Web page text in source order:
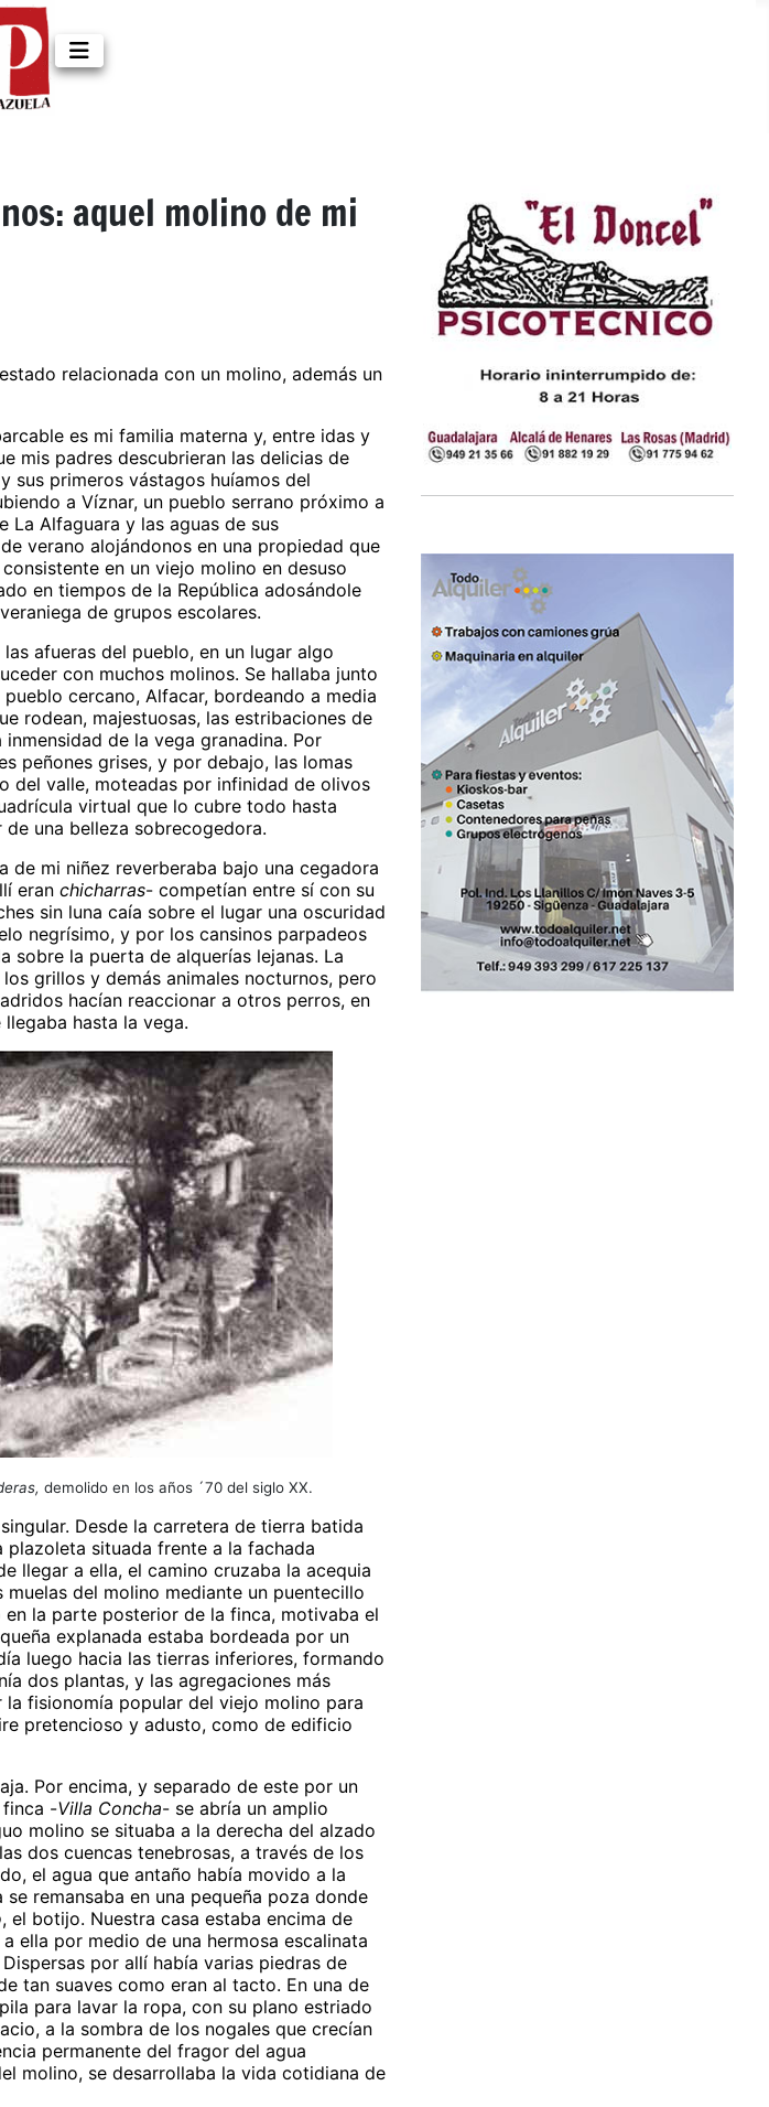
aquel molino de mi
relacionada con un molino, además un
es mi familia materna y, entre idas y
mis padres descubrieran las delicias de
sus primeros vástagos huíamos del
a Víznar, un pueblo serrano próximo a
La Alfaguara y las aguas de sus
verano alojándonos en una propiedad que
en un viejo molino en desuso
en tiempos de la República adosándole
de grupos escolares.
afueras del pueblo, en un lugar algo
con muchos molinos. Se hallaba junto
cercano, Alfacar, bordeando a media
rodean, majestuosas, las estribaciones de
de la vega granadina. Por
peñones grises, y por debajo, las lomas
del valle, moteadas por infinidad de olivos
virtual que lo cubre todo hasta
de una belleza sobrecogedora.
de mi niñez reverberaba bajo una cegadora
eran chicharras- competían entre sí con su
sin luna caía sobre el lugar una oscuridad
negrísimo, y por los cansinos parpadeos
sobre la puerta de alquerías lejanas. La
grillos y demás animales nocturnos, pero
hacían reaccionar a otros perros, en
hasta la vega.
demolido en los años ´70 del siglo XX.
Desde la carretera de tierra batida
situada frente a la fachada
llegar a ella, el camino cruzaba la acequia
del molino mediante un puentecillo
la parte posterior de la finca, motivaba el
explanada estaba bordeada por un
luego hacia las tierras inferiores, formando
dos plantas, y las agregaciones más
fisionomía popular del viejo molino para
pretencioso y adusto, como de edificio
Por encima, y separado de este por un
finca -Villa Concha- se abría un amplio
molino se situaba a la derecha del alzado
dos cuencas tenebrosas, a través de los
el agua que antaño había movido a la
remansaba en una pequeña poza donde
, el botijo. Nuestra casa estaba encima de
ella por medio de una hermosa escalinata
por allí había varias piedras de
tan suaves como eran al tacto. En una de
para lavar la ropa, con su plano estriado
a la sombra de los nogales que crecían
permanente del fragor del agua
molino, se desarrollaba la vida cotidiana de